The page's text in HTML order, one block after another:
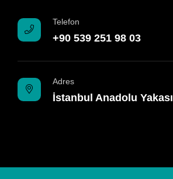
Telefon
+90 539 251 98 03
Adres
İstanbul Anadolu Yakası